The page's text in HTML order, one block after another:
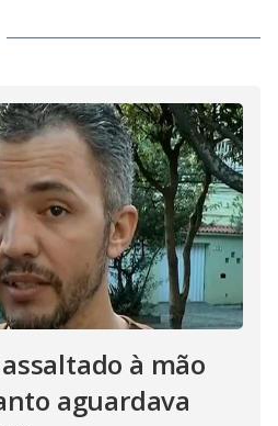
à mão
aguardava